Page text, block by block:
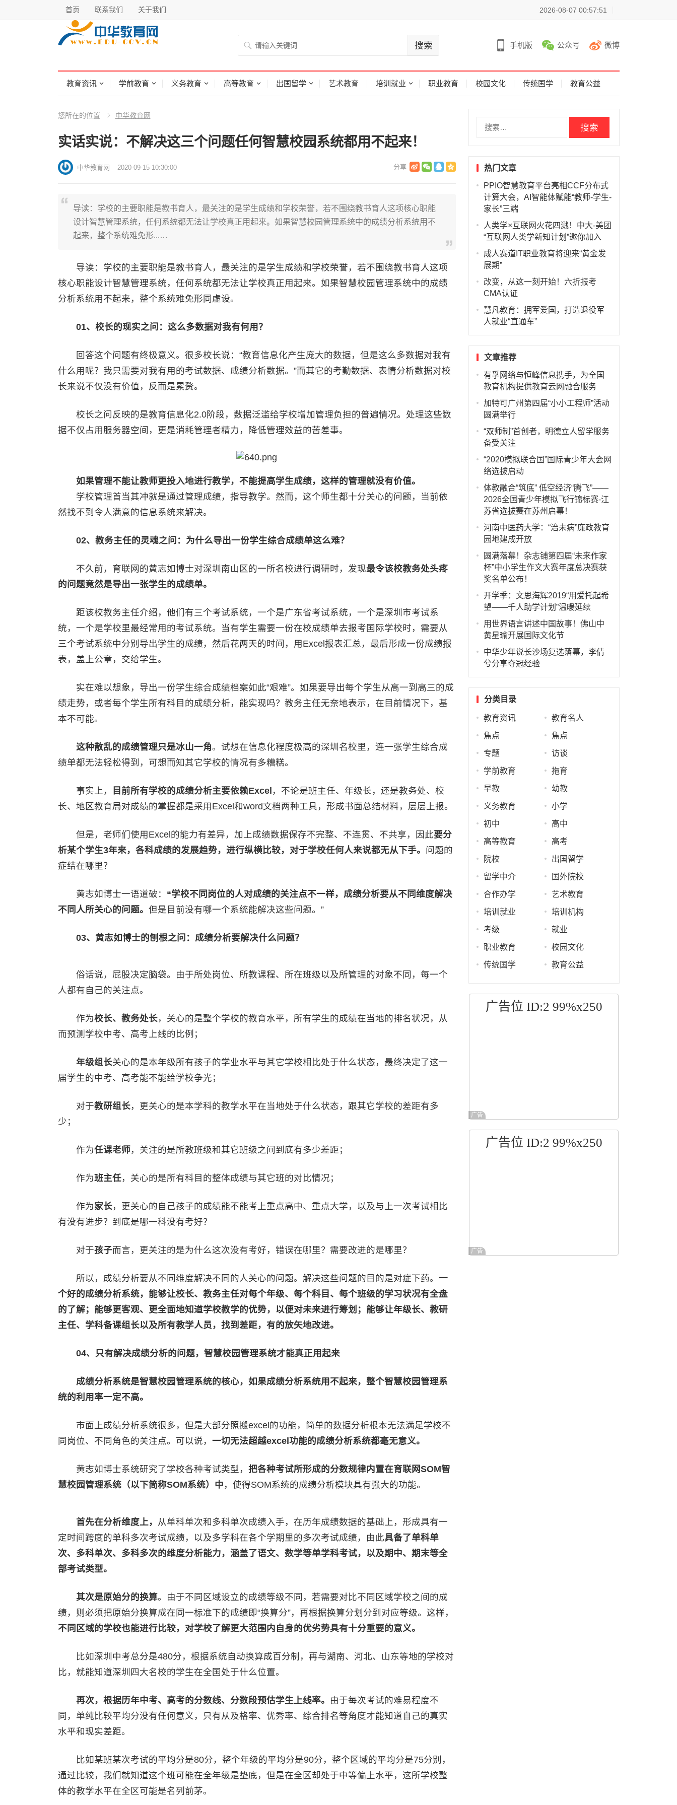
首页 联系我们 关于我们 2026-08-07 00:57:51
手机版 公众号 微博
教育资讯 学前教育 义务教育 高等教育 出国留学 艺术教育 培训就业 职业教育 校园文化 传统国学 教育公益
您所在的位置 中华教育网
实话实说：不解决这三个问题任何智慧校园系统都用不起来！
中华教育网 2020-09-15 10:30:00
导读：学校的主要职能是教书育人，最关注的是学生成绩和学校荣誉，若不围绕教书育人这项核心职能
设计智慧管理系统，任何系统都无法让学校真正用起来。如果智慧校园管理系统中的成绩分析系统用不
起来，整个系统难免形...…
导读：学校的主要职能是教书育人，最关注的是学生成绩和学校荣誉，若不围绕教书育人这项
核心职能设计智慧管理系统，任何系统都无法让学校真正用起来。如果智慧校园管理系统中的成绩
分析系统用不起来，整个系统难免形同虚设。
01、校长的现实之问：这么多数据对我有何用？
回答这个问题有终极意义。很多校长说：“教育信息化产生庞大的数据，但是这么多数据对我有
什么用呢？我只需要对我有用的考试数据、成绩分析数据。”而其它的考勤数据、表情分析数据对校
长来说不仅没有价值，反而是累赘。
校长之问反映的是教育信息化2.0阶段，数据泛滥给学校增加管理负担的普遍情况。处理这些数
据不仅占用服务器空间，更是消耗管理者精力，降低管理效益的苦差事。
如果管理不能让教师更投入地进行教学，不能提高学生成绩，这样的管理就没有价值。
学校管理首当其冲就是通过管理成绩，指导教学。然而，这个师生都十分关心的问题，当前依
然找不到令人满意的信息系统来解决。
02、教务主任的灵魂之问：为什么导出一份学生综合成绩单这么难？
不久前，育联网的黄志如博士对深圳南山区的一所名校进行调研时，发现最令该校教务处头疼
的问题竟然是导出一张学生的成绩单。
距该校教务主任介绍，他们有三个考试系统，一个是广东省考试系统，一个是深圳市考试系
统，一个是学校里最经常用的考试系统。当有学生需要一份在校成绩单去报考国际学校时，需要从
三个考试系统中分别导出学生的成绩，然后花两天的时间，用Excel报表汇总，最后形成一份成绩报
表，盖上公章，交给学生。
实在难以想象，导出一份学生综合成绩档案如此“艰难”。如果要导出每个学生从高一到高三的成
绩走势，或者每个学生所有科目的成绩分析，能实现吗？教务主任无奈地表示，在目前情况下，基
本不可能。
这种散乱的成绩管理只是冰山一角。试想在信息化程度极高的深圳名校里，连一张学生综合成
绩单都无法轻松得到，可想而知其它学校的情况有多糟糕。
事实上， 目前所有学校的成绩分析主要依赖Excel ，不论是班主任、年级长，还是教务处、校
长、地区教育局对成绩的掌握都是采用Excel和word文档两种工具，形成书面总结材料，层层上报。
但是，老师们使用Excel的能力有差异，加上成绩数据保存不完整、不连贯、不共享，因此要分
析某个学生3年来，各科成绩的发展趋势，进行纵横比较，对于学校任何人来说都无从下手。 问题的
症结在哪里？
黄志如博士一语道破： “学校不同岗位的人对成绩的关注点不一样，成绩分析要从不同维度解决
不同人所关心的问题。 但是目前没有哪一个系统能解决这些问题。”
03、黄志如博士的刨根之问：成绩分析要解决什么问题？
俗话说，屁股决定脑袋。由于所处岗位、所教课程、所在班级以及所管理的对象不同，每一个
人都有自己的关注点。
作为校长、教务处长，关心的是整个学校的教育水平，所有学生的成绩在当地的排名状况，从
而预测学校中考、高考上线的比例；
年级组长关心的是本年级所有孩子的学业水平与其它学校相比处于什么状态，最终决定了这一
届学生的中考、高考能不能给学校争光；
对于教研组长，更关心的是本学科的教学水平在当地处于什么状态，跟其它学校的差距有多
少；
作为任课老师 ，关注的是所教班级和其它班级之间到底有多少差距；
作为班主任，关心的是所有科目的整体成绩与其它班的对比情况；
作为家长，更关心的自己孩子的成绩能不能考上重点高中、重点大学，以及与上一次考试相比
有没有进步？到底是哪一科没有考好？
对于孩子而言，更关注的是为什么这次没有考好，错误在哪里？需要改进的是哪里？
所以，成绩分析要从不同维度解决不同的人关心的问题。解决这些问题的目的是对症下药。 一
个好的成绩分析系统，能够让校长、教务主任对每个年级、每个科目、每个班级的学习状况有全盘
的了解；能够更客观、更全面地知道学校教学的优势，以便对未来进行筹划；能够让年级长、教研
主任、学科备课组长以及所有教学人员，找到差距，有的放矢地改进。
04、只有解决成绩分析的问题，智慧校园管理系统才能真正用起来
成绩分析系统是智慧校园管理系统的核心，如果成绩分析系统用不起来，整个智慧校园管理系
统的利用率一定不高。
市面上成绩分析系统很多，但是大部分照搬excel的功能，简单的数据分析根本无法满足学校不
同岗位、不同角色的关注点。可以说， 一切无法超越excel功能的成绩分析系统都毫无意义。
黄志如博士系统研究了学校各种考试类型， 把各种考试所形成的分数规律内置在育联网SOM智
慧校园管理系统（以下简称SOM系统）中 ，使得SOM系统的成绩分析模块具有强大的功能。
首先在分析维度上，
从单科单次和多科单次成绩入手，在历年成绩数据的基础上，形成具有一
定时间跨度的单科多次考试成绩，以及多学科在各个学期里的多次考试成绩，由此具备了单科单
次、多科单次、多科多次的维度分析能力，涵盖了语文、数学等单学科考试，以及期中、期末等全
部考试类型。
其次是原始分的换算。由于不同区域设立的成绩等级不同，若需要对比不同区域学校之间的成
绩，则必须把原始分换算成在同一标准下的成绩即“换算分”，再根据换算分划分到对应等级。这样，
不同区域的学校也能进行比较，对学校了解更大范围内自身的优劣势具有十分重要的意义。
比如深圳中考总分是480分，根据系统自动换算成百分制，再与湖南、河北、山东等地的学校对
比，就能知道深圳四大名校的学生在全国处于什么位置。
再次，根据历年中考、高考的分数线、分数段预估学生上线率。
由于每次考试的难易程度不
同，单纯比较平均分没有任何意义，只有从及格率、优秀率、综合排名等角度才能知道自己的真实
水平和现实差距。
比如某班某次考试的平均分是80分，整个年级的平均分是90分，整个区域的平均分是75分别，
通过比较，我们就知道这个班可能在全年级是垫底，但是在全区却处于中等偏上水平，这所学校整
体的教学水平在全区可能是名列前茅。
热门文章
PPIO智慧教育平台亮相CCF分布式
计算大会，AI智能体赋能“教师-学生-
家长”三端
人类学×互联网火花四溅！中大-美团
“互联网人类学新知计划”邀你加入
成人赛道IT职业教育将迎来“黄金发
展期”
改变，从这一刻开始！六折报考
CMA认证
慧凡教育：拥军爱国，打造退役军
人就业“直通车”
文章推荐
有孚网络与恒峰信息携手，为全国
教育机构提供教育云网融合服务
加特可广州第四届“小小工程师”活动
圆满举行
“双师制”首创者，明德立人留学服务
备受关注
“2020模拟联合国”国际青少年大会网
络选拔启动
体教融合“筑底” 低空经济“腾飞”——
2026全国青少年模拟飞行锦标赛-江
苏省选拔赛在苏州启幕！
河南中医药大学：“治未病”廉政教育
园地建成开放
圆满落幕！杂志铺第四届“未来作家
杯”中小学生作文大赛年度总决赛获
奖名单公布！
开学季：文思海辉2019“用爱托起希
望——千人助学计划”温暖延续
用世界语言讲述中国故事！佛山中
黄星瑜开展国际文化节
中华少年说长沙场复选落幕，李倩
兮分享夺冠经验
分类目录
教育资讯 教育名人
焦点 焦点
专题 访谈
学前教育 拖育
早教 幼教
义务教育 小学
初中 高中
高等教育 高考
院校 出国留学
留学中介 国外院校
合作办学 艺术教育
培训就业 培训机构
考级 就业
职业教育 校园文化
传统国学 教育公益
广告位 ID:2 99%x250
广告
广告位 ID:2 99%x250
广告